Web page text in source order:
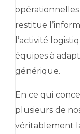
restitue
l’activité
équipes à
générique.
En ce qui
plusieurs de
véritablement